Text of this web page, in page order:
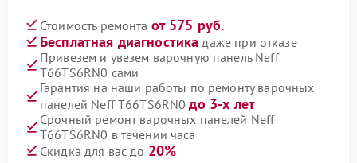
Стоимость ремонта от 575 руб.
Бесплатная диагностика даже при отказе
Привезем и увезем варочную панель Neff
T66TS6RN0 сами
Гарантия на наши работы по ремонту варочных
панелей Neff T66TS6RN0до 3-х лет
Срочный ремонт варочных панелей Neff
T66TS6RN0 в течении часа
Скидка для вас до 20%